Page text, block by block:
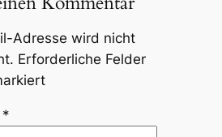
Adresse wird nicht
Erforderliche Felder
*